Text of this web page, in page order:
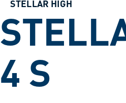
STELLAR HIGH
4 S